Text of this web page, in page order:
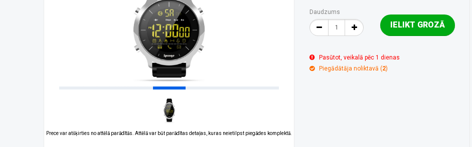
Prece var atšķirties no attēlā parādītās. Attēlā var būt parādītas detaļas, kuras neietilpst piegādes komplektā.
Daudzums
IELIKT GROZĀ
Pasūtot, veikalā pēc 1 dienas
Piegādātāja noliktavā (2)